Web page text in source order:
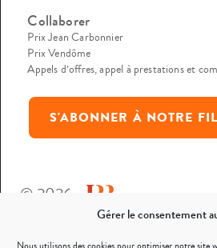
Gérer le consentement
Collaborer
Prix Jean Carbonnier
Prix Vendôme
Appels d’offres, appel à prestations et
S'ABONNER À NOTRE
© 2026